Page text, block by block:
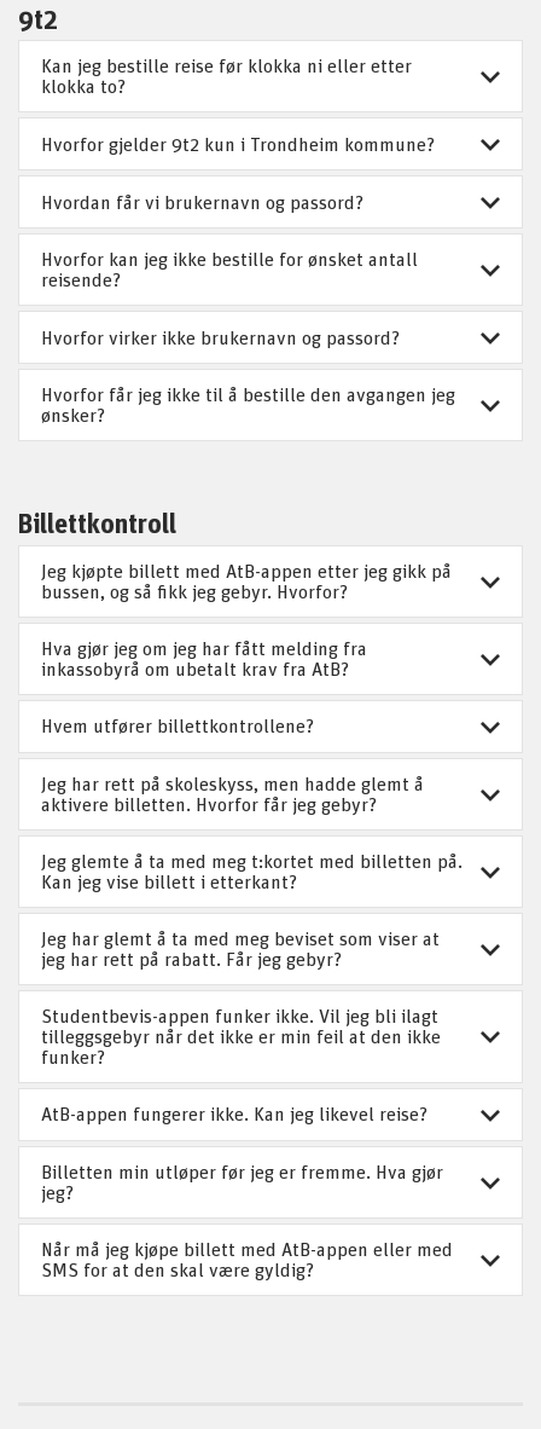
9t2
Kan jeg bestille reise før klokka ni eller etter
klokka to?
Hvorfor gjelder 9t2 kun i Trondheim kommune?
Hvordan får vi brukernavn og passord?
Hvorfor kan jeg ikke bestille for ønsket antall
reisende?
Hvorfor virker ikke brukernavn og passord?
Hvorfor får jeg ikke til å bestille den avgangen jeg
ønsker?
Billettkontroll
Jeg kjøpte billett med AtB-appen etter jeg gikk på
bussen, og så fikk jeg gebyr. Hvorfor?
Hva gjør jeg om jeg har fått melding fra
inkassobyrå om ubetalt krav fra AtB?
Hvem utfører billettkontrollene?
Jeg har rett på skoleskyss, men hadde glemt å
aktivere billetten. Hvorfor får jeg gebyr?
Jeg glemte å ta med meg t:kortet med billetten på.
Kan jeg vise billett i etterkant?
Jeg har glemt å ta med meg beviset som viser at
jeg har rett på rabatt. Får jeg gebyr?
Studentbevis-appen funker ikke. Vil jeg bli ilagt
tilleggsgebyr når det ikke er min feil at den ikke
funker?
AtB-appen fungerer ikke. Kan jeg likevel reise?
Billetten min utløper før jeg er fremme. Hva gjør
jeg?
Når må jeg kjøpe billett med AtB-appen eller med
SMS for at den skal være gyldig?